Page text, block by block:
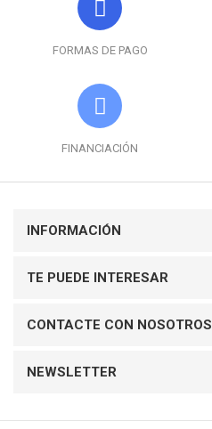
FORMAS DE PAGO
FINANCIACIÓN
INFORMACIÓN
TE PUEDE INTERESAR
CONTACTE CON NOSOTROS
NEWSLETTER